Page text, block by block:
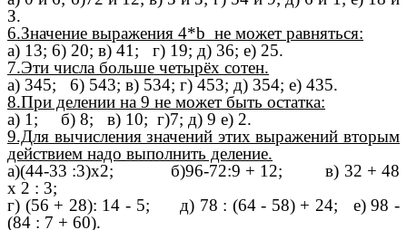
З.
6.Значение выражения 4*b не может равняться:
а) 13; 6) 20; в) 41; г) 19; д) 36; е) 25.
7.Эти числа больше четырёх сотен.
а) 345; 6) 543; в) 534; г) 453; д) 354; е) 435.
8.При делении на 9 не может быть остатка:
а) 1; б) 8; в) 10; г)7; д) 9 е) 2.
9.Для вычисления значений этих выражений вторым
действием надо выполнить деление.
а)(44-33 :3)х2; б)96-72:9 + 12; в) 32 + 48
х 2 : 3;
г) (56 + 28): 14 - 5; д) 78 : (64 - 58) + 24; е) 98 -
(84 : 7 + 60).